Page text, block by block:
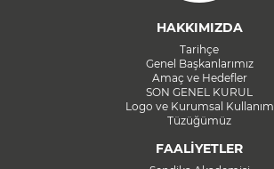
HAKKIMIZDA
Tarihçe
Genel Başkanlarımız
Amaç ve Hedefler
SON GENEL KURUL
Logo ve Kurumsal Kullanım
Tüzüğümüz
FAALİYETLER